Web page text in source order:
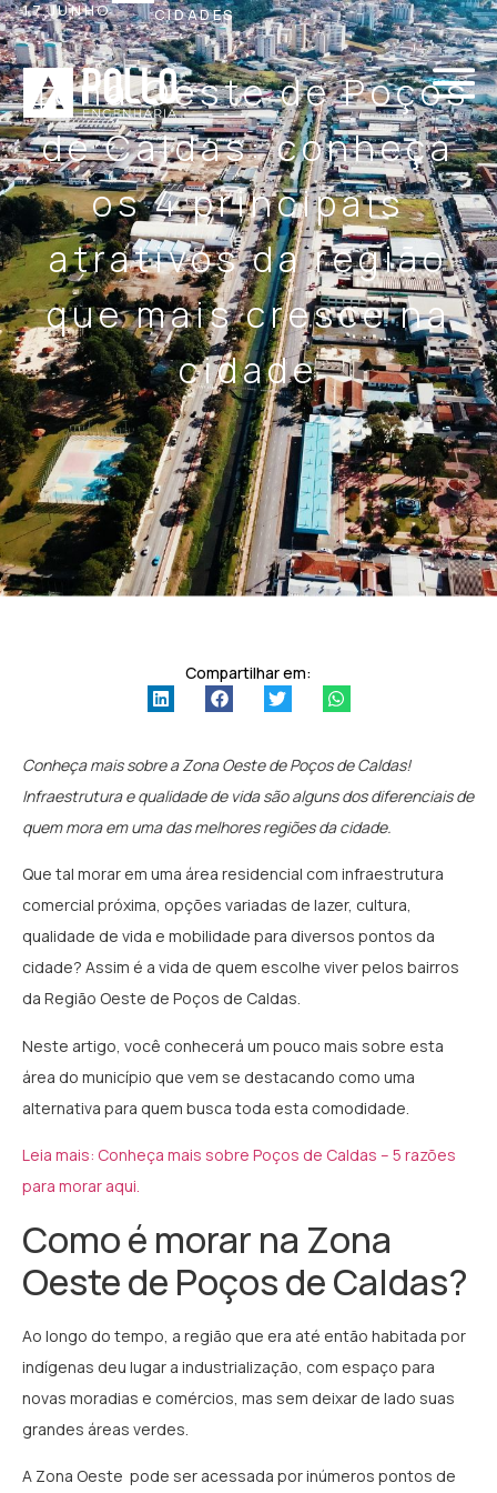
17.JUNHO CIDADES
Zona Oeste de Poços
de Caldas: conheça
os 4 principais
atrativos da região
que mais cresce na
cidade
Compartilhar em:
Conheça mais sobre a Zona Oeste de Poços de Caldas!
Infraestrutura e qualidade de vida são alguns dos diferenciais de
quem mora em uma das melhores regiões da cidade.
Que tal morar em uma área residencial com infraestrutura
comercial próxima, opções variadas de lazer, cultura,
qualidade de vida e mobilidade para diversos pontos da
cidade? Assim é a vida de quem escolhe viver pelos bairros
da Região Oeste de Poços de Caldas.
Neste artigo, você conhecerá um pouco mais sobre esta
área do município que vem se destacando como uma
alternativa para quem busca toda esta comodidade.
Leia mais: Conheça mais sobre Poços de Caldas – 5 razões
para morar aqui.
Como é morar na Zona
Oeste de Poços de Caldas?
Ao longo do tempo, a região que era até então habitada por
indígenas deu lugar a industrialização, com espaço para
novas moradias e comércios, mas sem deixar de lado suas
grandes áreas verdes.
A Zona Oeste pode ser acessada por inúmeros pontos de